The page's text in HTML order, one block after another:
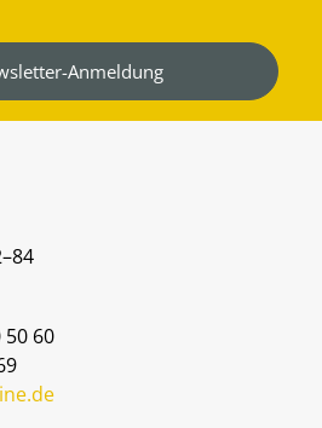
Anmeldung
50 60